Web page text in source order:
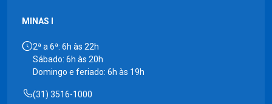
MINAS I
2ª a 6ª: 6h às 22h
Sábado: 6h às 20h
Domingo e feriado: 6h às 19h
(31) 3516-1000